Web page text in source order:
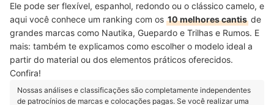
Ele pode ser flexível, espanhol, redondo ou o clássico camelo, e
aqui você conhece um ranking com os 10 melhores cantis de
grandes marcas como Nautika, Guepardo e Trilhas e Rumos. E
mais: também te explicamos como escolher o modelo ideal a
partir do material ou dos elementos práticos oferecidos.
Confira!
Nossas análises e classificações são completamente independentes
de patrocínios de marcas e colocações pagas. Se você realizar uma